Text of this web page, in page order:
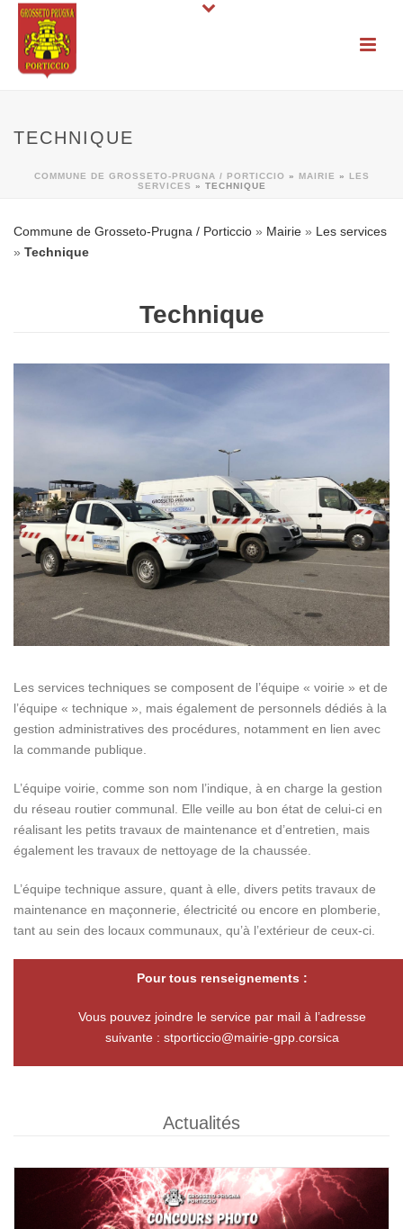
TECHNIQUE
COMMUNE DE GROSSETO-PRUGNA / PORTICCIO » MAIRIE » LES
SERVICES » TECHNIQUE
Commune de Grosseto-Prugna / Porticcio » Mairie » Les services
» Technique
Technique
Les services techniques se composent de l’équipe « voirie » et de
l’équipe « technique », mais également de personnels dédiés à la
gestion administratives des procédures, notamment en lien avec
la commande publique.
L’équipe voirie, comme son nom l’indique, à en charge la gestion
du réseau routier communal. Elle veille au bon état de celui-ci en
réalisant les petits travaux de maintenance et d’entretien, mais
également les travaux de nettoyage de la chaussée.
L’équipe technique assure, quant à elle, divers petits travaux de
maintenance en maçonnerie, électricité ou encore en plomberie,
tant au sein des locaux communaux, qu’à l’extérieur de ceux-ci.
Pour tous renseignements :
Vous pouvez joindre le service par mail à l’adresse
suivante : stporticcio@mairie-gpp.corsica
Actualités